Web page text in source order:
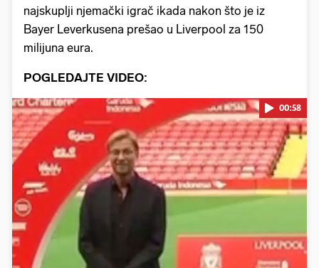
najskuplji njemački igrač ikada nakon što je iz
Bayer Leverkusena prešao u Liverpool za 150
milijuna eura.
POGLEDAJTE VIDEO:
Pokretanje videa...
00:58